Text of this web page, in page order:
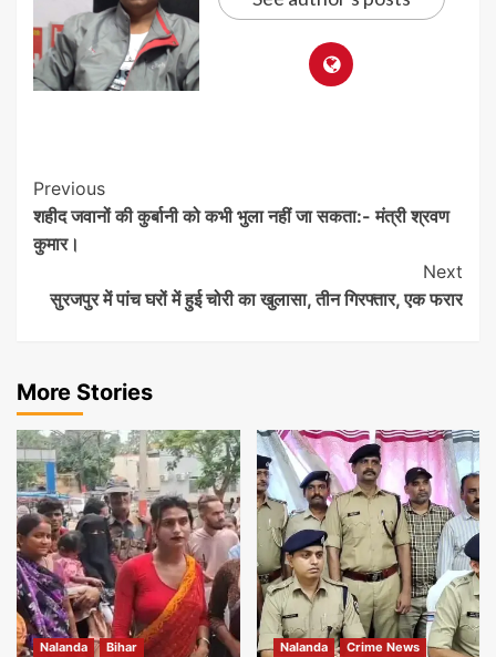
Post
Navigation
Previous
शहीद जवानों की कुर्बानी को कभी भुला नहीं जा सकता:- मंत्री श्रवण
कुमार।
Next
सुरजपुर में पांच घरों में हुई चोरी का खुलासा, तीन गिरफ्तार, एक फरार
More Stories
Nalanda Bihar Nalanda Crime News